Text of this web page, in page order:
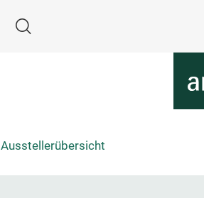
Suche
Ausstellerübersicht